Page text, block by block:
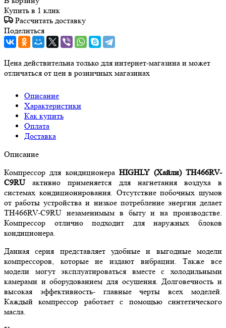
Купить в 1 клик
Рассчитать доставку
Поделиться
Цена действительна только для интернет-магазина и может
отличаться от цен в розничных магазинах
Описание
Характеристики
Как купить
Оплата
Доставка
Описание
Компрессор для кондиционераHIGHLY (Хайли) TH466RV-
C9RUактивно применяется для нагнетания воздуха в
системах кондиционирования. Отсутствие побочных шумов
от работы устройства и низкое потребление энергии делает
TH466RV-C9RU незаменимым в быту и на производстве.
Компрессор отлично подходит для наружных блоков
кондиционера.
Данная серия представляет удобные и выгодные модели
компрессоров, которые не издают вибрации. Также все
модели могут эксплуатироваться вместе с холодильными
камерами и оборудованием для осушения. Долговечность и
высокая эффективность- главные черты всех моделей.
Каждый компрессор работает с помощью синтетического
масла.